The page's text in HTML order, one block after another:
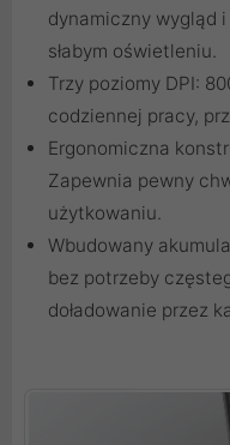
dynamiczny wygląd
słabym oświetleniu.
Trzy poziomy DPI:
codziennej pracy,
Ergonomiczna
Zapewnia pewny
użytkowaniu.
Wbudowany
bez potrzeby
doładowanie przez